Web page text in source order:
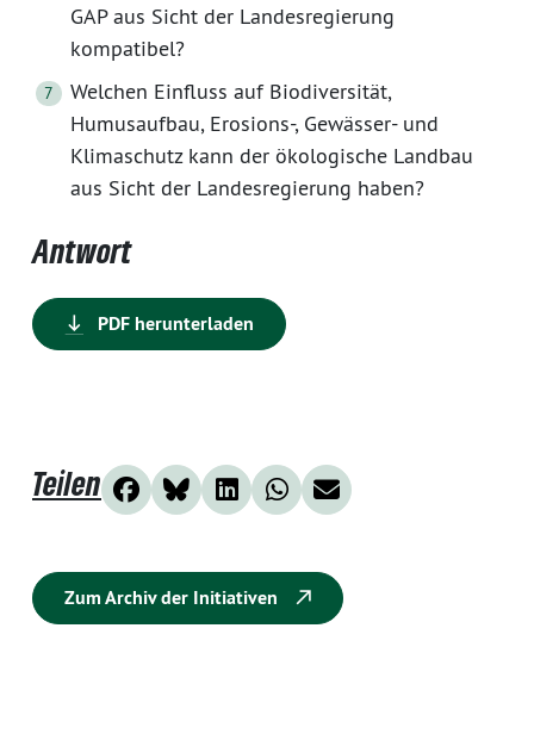
GAP aus Sicht der Landesregierung
kompatibel?
Welchen Einfluss auf Biodiversität,
Humusaufbau, Erosions-, Gewässer- und
Klimaschutz kann der ökologische Landbau
aus Sicht der Landesregierung haben?
Antwort
PDF herunterladen
Teilen
Zum Archiv der Initiativen